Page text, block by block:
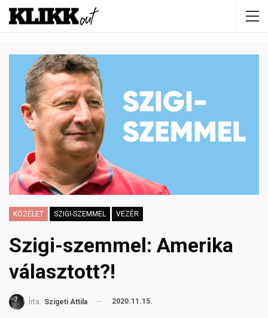
KÖZÉLET SZIGI-SZEMMEL VEZÉR
Szigi-szemmel: Amerika
választott?!
Írta: Szigeti Attila 2020.11.15.